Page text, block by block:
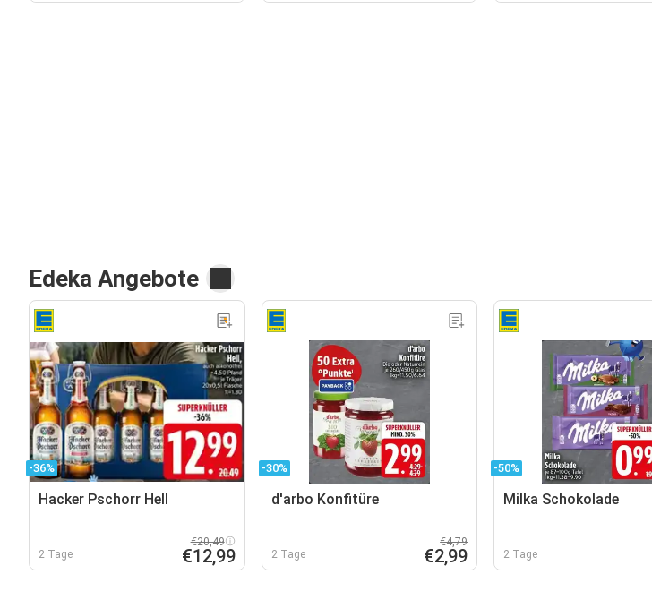
Edeka Angebote
-36%
Hacker Pschorr Hell
2 Tage
€20,49
€12,99
-30%
d'arbo Konfitüre
2 Tage
€4,79
€2,99
-50%
Milka Schokolade
2 Tage